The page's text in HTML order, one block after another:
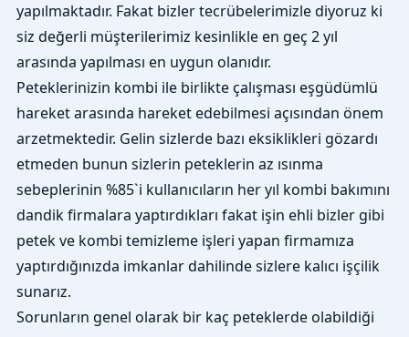
yapılmaktadır. Fakat bizler tecrübelerimizle diyoruz ki
siz değerli müşterilerimiz kesinlikle en geç 2 yıl
arasında yapılması en uygun olanıdır.
Peteklerinizin kombi ile birlikte çalışması eşgüdümlü
hareket arasında hareket edebilmesi açısından önem
arzetmektedir. Gelin sizlerde bazı eksiklikleri gözardı
etmeden bunun sizlerin peteklerin az ısınma
sebeplerinin %85`i kullanıcıların her yıl kombi bakımını
dandik firmalara yaptırdıkları fakat işin ehli bizler gibi
petek ve kombi temizleme işleri yapan firmamıza
yaptırdığınızda imkanlar dahilinde sizlere kalıcı işçilik
sunarız.
Sorunların genel olarak bir kaç peteklerde olabildiği